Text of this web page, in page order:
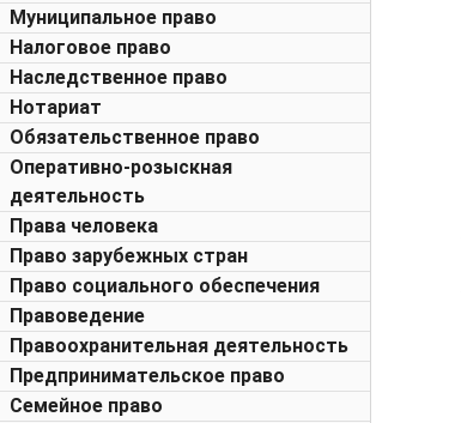
Муниципальное право
Налоговое право
Наследственное право
Нотариат
Обязательственное право
Оперативно-розыскная
деятельность
Права человека
Право зарубежных стран
Право социального обеспечения
Правоведение
Правоохранительная деятельность
Предпринимательское право
Семейное право